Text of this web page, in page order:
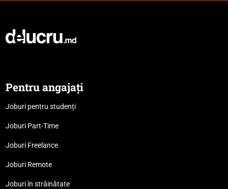
Pentru angajați
Joburi pentru studenți
Joburi Part-Time
Joburi Freelance
Joburi Remote
Joburi în străinătate